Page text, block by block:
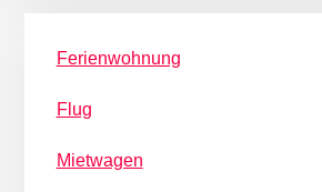
Ferienwohnung
Flug
Mietwagen